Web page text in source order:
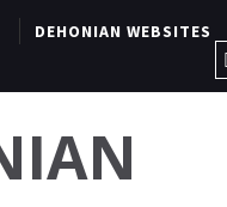
DEHONIAN WEBSITES